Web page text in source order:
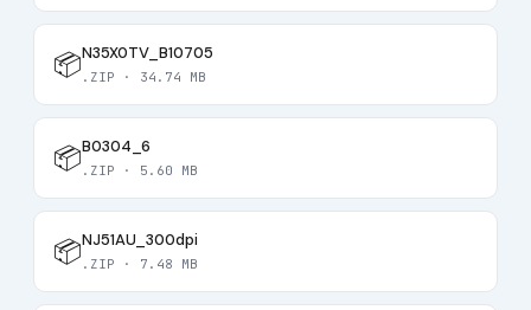
📦N35X0TV_B10705
.ZIP · 34.74 MB
📦B0304_6
.ZIP · 5.60 MB
📦NJ51AU_300dpi
.ZIP · 7.48 MB